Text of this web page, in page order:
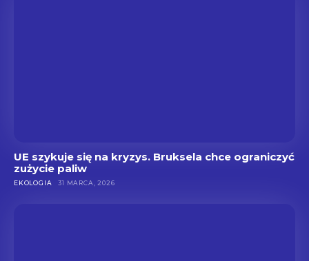
UE szykuje się na kryzys. Bruksela chce ograniczyć
zużycie paliw
EKOLOGIA 31 MARCA, 2026